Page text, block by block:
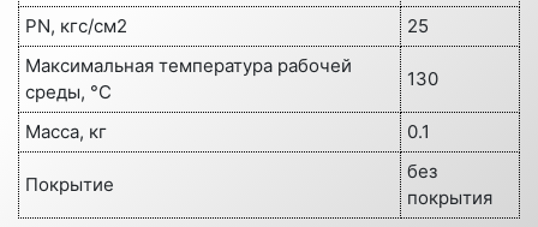
PN, кгс/см2
25
Максимальная температура рабочей
среды, °C
130
Масса, кг 0.1
Покрытие
без
покрытия